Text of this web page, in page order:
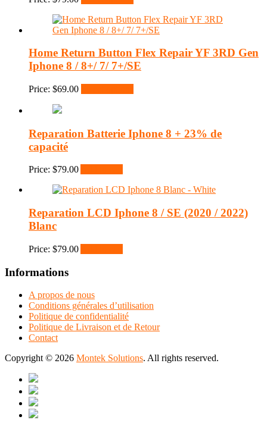
Home Return Button Flex Repair YF 3RD Gen
Iphone 8 / 8+/ 7/ 7+/SE
Price: $69.00
Reparation Batterie Iphone 8 + 23% de
capacité
Price: $79.00
Reparation LCD Iphone 8 / SE (2020 / 2022)
Blanc
Price: $79.00
Informations
A propos de nous
Conditions générales d’utilisation
Politique de confidentialité
Politique de Livraison et de Retour
Contact
Copyright © 2026 Montek Solutions. All rights reserved.